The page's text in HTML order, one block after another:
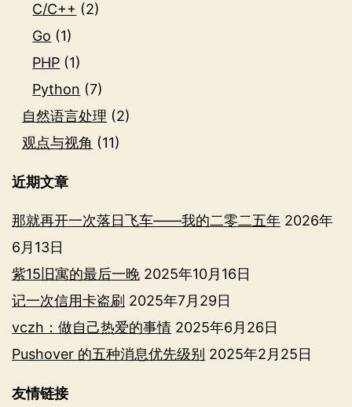
C/C++ (2)
Go (1)
PHP (1)
Python (7)
自然语言处理 (2)
观点与视角 (11)
近期文章
那就再开一次落日飞车——我的二零二五年 2026年
6月13日
紫15旧寓的最后一晚 2025年10月16日
记一次信用卡盗刷 2025年7月29日
vczh：做自己热爱的事情 2025年6月26日
Pushover 的五种消息优先级别 2025年2月25日
友情链接